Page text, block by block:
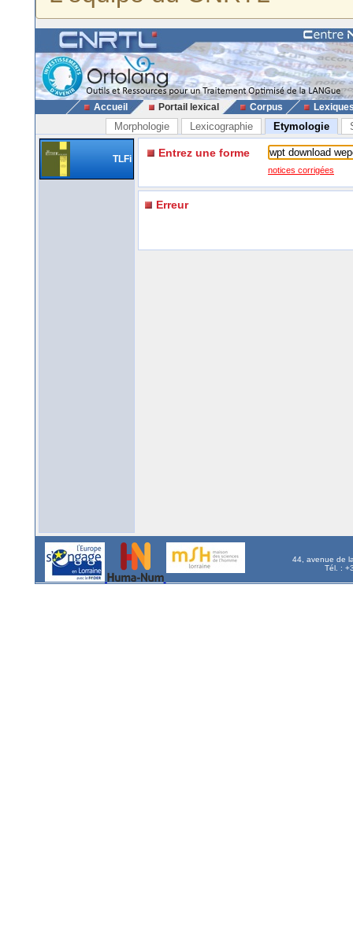
Accueil Portail lexical Corpus
Morphologie Lexicographie Etymologie
TLFi Entrez une forme
notices corrigées
Erreur
44, avenue de
Tél. :